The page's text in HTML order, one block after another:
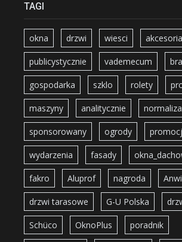
TAGI
okna drzwi wiesci akcesoria
publicystycznie vademecum
gospodarka szklo rolety
maszyny analitycznie
sponsorowany ogrody
wydarzenia fasady
fakro Aluprof nagroda
drzwi tarasowe G-U Polska
Schüco OknoPlus poradnik